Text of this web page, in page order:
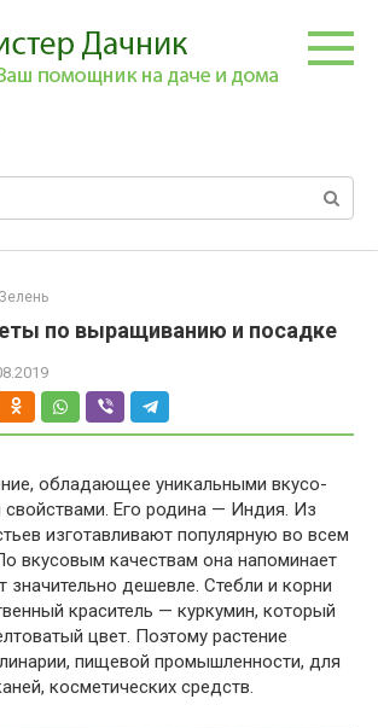
Зелень
по выращиванию и посадке
обладающее уникальными вкусо-
свойствами. Его родина — Индия. Из
изготавливают популярную во всем
вкусовым качествам она напоминает
значительно дешевле. Стебли и корни
краситель — куркумин, который
цвет. Поэтому растение
пищевой промышленности, для
косметических средств.